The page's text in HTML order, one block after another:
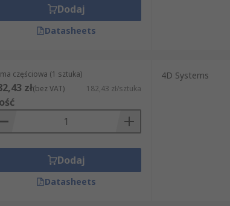
Dodaj
Datasheets
częściowa (1 sztuka)
zł(bez VAT) 182,43 zł/sztuka
Dodaj
Datasheets
4D Systems